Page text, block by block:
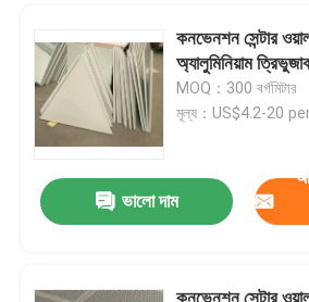
স্টেইনলেস স্টীল সিলিং প্যানেল
ছিদ্রযুক্ত ধাতু প্যানেল
ধাতু বিল্ডিং সম্মুখভাগ
লেজার কাট প্যানেল
কনভেনশন সেন্টার
অ্যালুমিনিয়াম
MOQ：300 বর্গমিটার
মূল্য：US$4.2-20
ভালো দাম
কনভেনশন সেন্টার